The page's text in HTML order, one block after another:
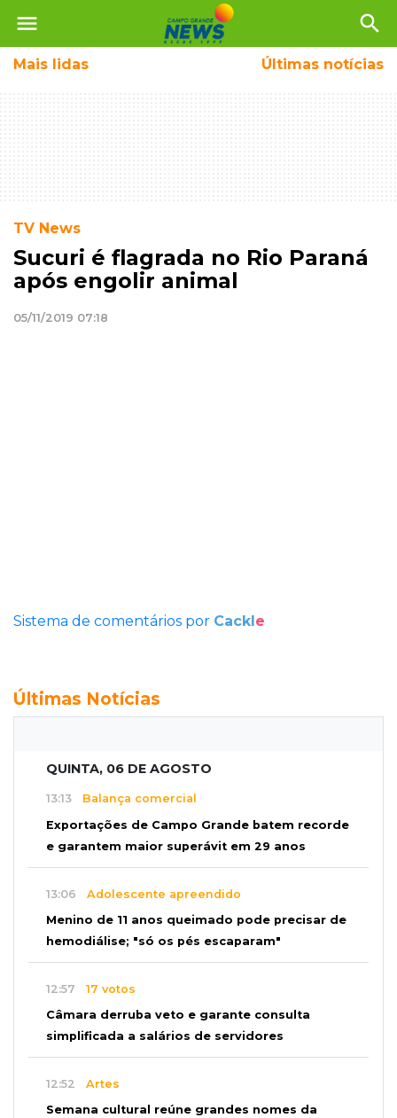
menu search
Mais lidas Últimas notícias
TV News
Sucuri é flagrada no Rio Paraná
após engolir animal
05/11/2019 07:18
Sistema de comentários por Cackle
Últimas Notícias
QUINTA, 06 DE AGOSTO
13:13 Balança comercial
Exportações de Campo Grande batem recorde
e garantem maior superávit em 29 anos
13:06 Adolescente apreendido
Menino de 11 anos queimado pode precisar de
hemodiálise; "só os pés escaparam"
12:57 17 votos
Câmara derruba veto e garante consulta
simplificada a salários de servidores
12:52 Artes
Semana cultural reúne grandes nomes da